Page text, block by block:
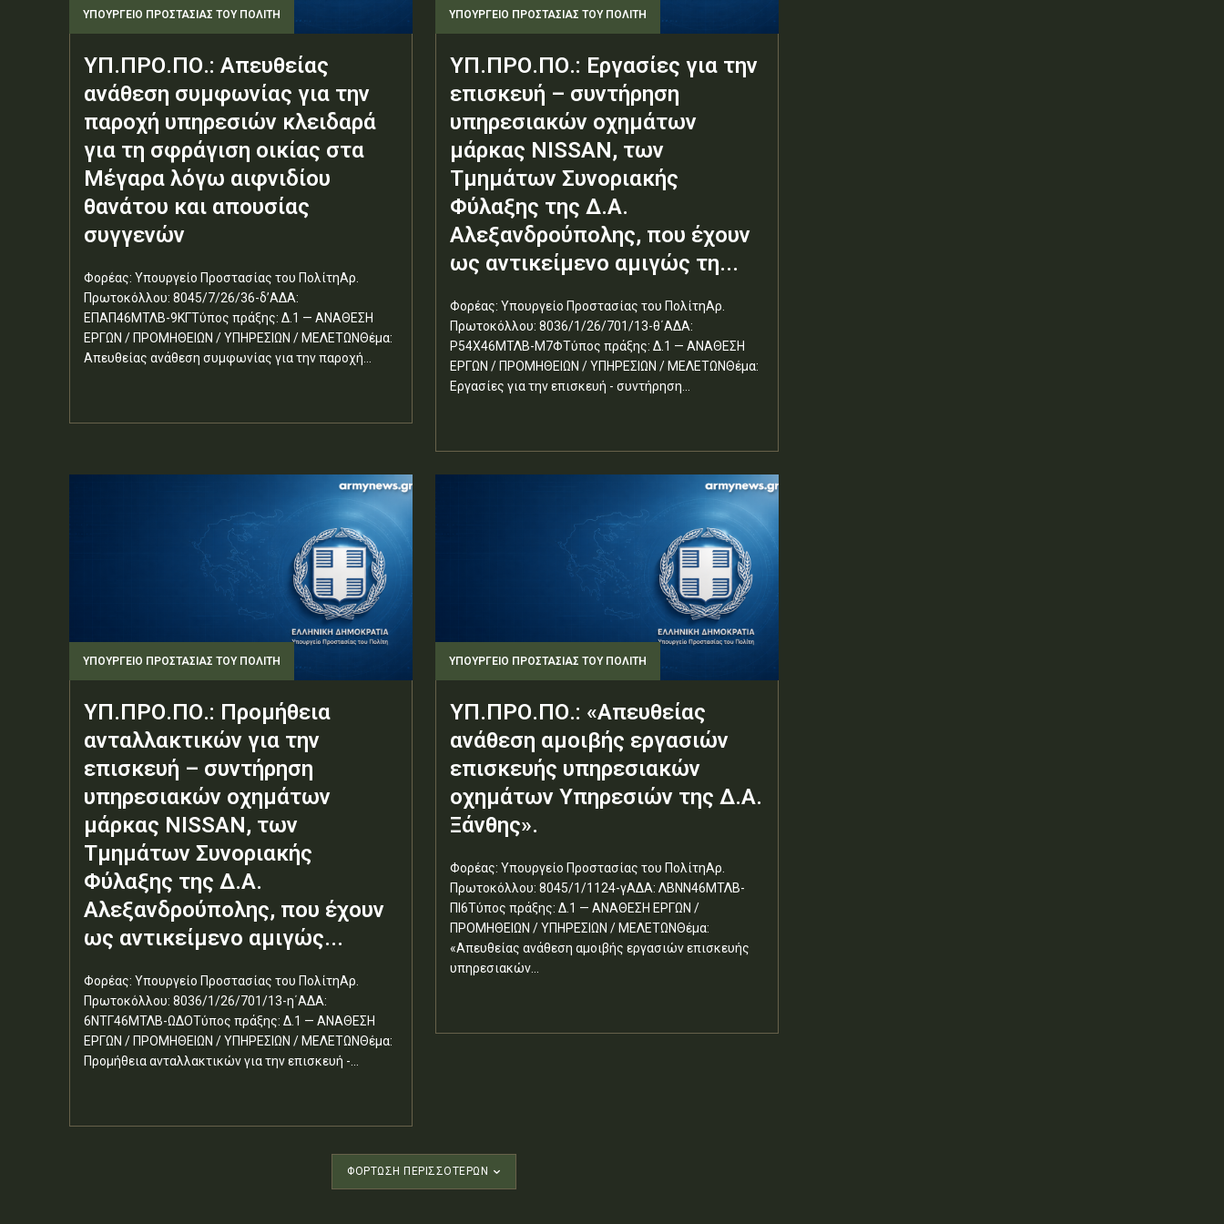
ΥΠΟΥΡΓΕΊΟ ΠΡΟΣΤΑΣΊΑΣ ΤΟΥ ΠΟΛΊΤΗ
ΥΠ.ΠΡΟ.ΠΟ.: Απευθείας
ανάθεση συμφωνίας για την
παροχή υπηρεσιών κλειδαρά
για τη σφράγιση οικίας στα
Μέγαρα λόγω αιφνιδίου
θανάτου και απουσίας
συγγενών
Φορέας: Υπουργείο Προστασίας του ΠολίτηΑρ.
Πρωτοκόλλου: 8045/7/26/36-δ’ΑΔΑ:
ΕΠΑΠ46ΜΤΛΒ-9ΚΓΤύπος πράξης: Δ.1 — ΑΝΑΘΕΣΗ
ΕΡΓΩΝ / ΠΡΟΜΗΘΕΙΩΝ / ΥΠΗΡΕΣΙΩΝ / ΜΕΛΕΤΩΝΘέμα:
Απευθείας ανάθεση συμφωνίας για την παροχή...
ΥΠΟΥΡΓΕΊΟ ΠΡΟΣΤΑΣΊΑΣ ΤΟΥ ΠΟΛΊΤΗ
ΥΠ.ΠΡΟ.ΠΟ.: Εργασίες για την
επισκευή – συντήρηση
υπηρεσιακών οχημάτων
μάρκας NISSAN, των
Τμημάτων Συνοριακής
Φύλαξης της Δ.Α.
Αλεξανδρούπολης, που έχουν
ως αντικείμενο αμιγώς τη...
Φορέας: Υπουργείο Προστασίας του ΠολίτηΑρ.
Πρωτοκόλλου: 8036/1/26/701/13-θ΄ΑΔΑ:
Ρ54Χ46ΜΤΛΒ-Μ7ΦΤύπος πράξης: Δ.1 — ΑΝΑΘΕΣΗ
ΕΡΓΩΝ / ΠΡΟΜΗΘΕΙΩΝ / ΥΠΗΡΕΣΙΩΝ / ΜΕΛΕΤΩΝΘέμα:
Εργασίες για την επισκευή - συντήρηση...
ΥΠΟΥΡΓΕΊΟ ΠΡΟΣΤΑΣΊΑΣ ΤΟΥ ΠΟΛΊΤΗ
ΥΠ.ΠΡΟ.ΠΟ.: Προμήθεια
ανταλλακτικών για την
επισκευή – συντήρηση
υπηρεσιακών οχημάτων
μάρκας NISSAN, των
Τμημάτων Συνοριακής
Φύλαξης της Δ.Α.
Αλεξανδρούπολης, που έχουν
ως αντικείμενο αμιγώς...
Φορέας: Υπουργείο Προστασίας του ΠολίτηΑρ.
Πρωτοκόλλου: 8036/1/26/701/13-η΄ΑΔΑ:
6ΝΤΓ46ΜΤΛΒ-ΩΔΟΤύπος πράξης: Δ.1 — ΑΝΑΘΕΣΗ
ΕΡΓΩΝ / ΠΡΟΜΗΘΕΙΩΝ / ΥΠΗΡΕΣΙΩΝ / ΜΕΛΕΤΩΝΘέμα:
Προμήθεια ανταλλακτικών για την επισκευή -...
ΥΠΟΥΡΓΕΊΟ ΠΡΟΣΤΑΣΊΑΣ ΤΟΥ ΠΟΛΊΤΗ
ΥΠ.ΠΡΟ.ΠΟ.: «Απευθείας
ανάθεση αμοιβής εργασιών
επισκευής υπηρεσιακών
οχημάτων Υπηρεσιών της Δ.Α.
Ξάνθης».
Φορέας: Υπουργείο Προστασίας του ΠολίτηΑρ.
Πρωτοκόλλου: 8045/1/1124-γΑΔΑ: ΛΒΝΝ46ΜΤΛΒ-
ΠΙ6Τύπος πράξης: Δ.1 — ΑΝΑΘΕΣΗ ΕΡΓΩΝ /
ΠΡΟΜΗΘΕΙΩΝ / ΥΠΗΡΕΣΙΩΝ / ΜΕΛΕΤΩΝΘέμα:
«Απευθείας ανάθεση αμοιβής εργασιών επισκευής
υπηρεσιακών...
ΦΌΡΤΩΣΗ ΠΕΡΙΣΣΟΤΈΡΩΝ